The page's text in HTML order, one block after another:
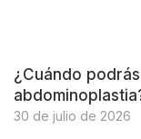
¿Cuándo
30 de julio de 2026